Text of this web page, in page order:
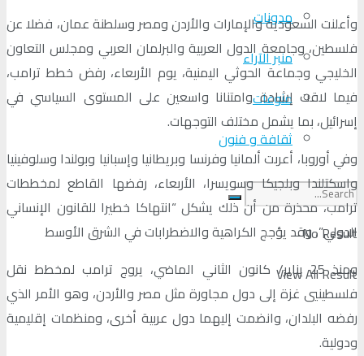
مدونات
منبر الآراء
منوعات
ثقافة و فنون
No Result
View All Result
وأعلنت السعودية والإمارات والأردن ومصر وسلطنة عمان، فضلا عن
فلسطين، وجامعة الدول العربية والبرلمان العربي ومجلس التعاون
الخليجي وجماعة الحوثي اليمنية، يوم الأربعاء، رفض خطط ترامب،
فيما لاقت إشادة وامتنانا واسعين على المستوى السياسي في
إسرائيل، بما يشمل مختلف التوجهات.
وفي أوروبا، أعربت ألمانيا وفرنسا وبريطانيا وإسبانيا وبولندا وسلوفينيا
واسكتلندا وبلجيكا وسويسرا، الأربعاء، رفضها القاطع لمخططات
ترامب، محذرة من أن ذلك يشكل “انتهاكا خطيرا للقانون الإنساني
الدولي”، وقد يؤجج الكراهية والاضطرابات في الشرق الأوسط
ومنذ 25 يناير/ كانون الثاني الماضي، يروج ترامب لمخطط نقل
فلسطينيي غزة إلى دول مجاورة مثل مصر والأردن، وهو الأمر الذي
رفضه البلدان، وانضمت إليهما دول عربية أخرى، ومنظمات إقليمية
ودولية.